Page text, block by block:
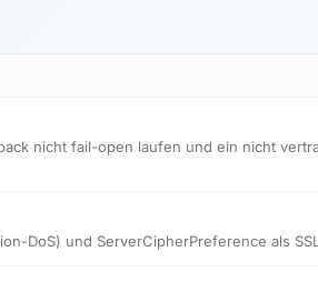
nicht fail-open laufen und ein nicht
DoS) und ServerCipherPreference als